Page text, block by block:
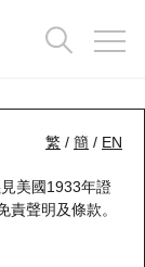
繁 / 簡 / EN
美國1933年證
責聲明及條款。